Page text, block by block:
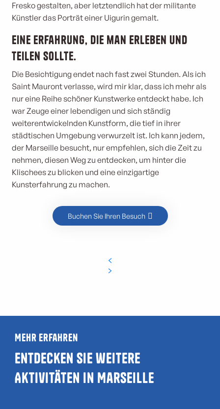
Fresko gestalten, aber letztendlich hat der militante
Künstler das Porträt einer Uigurin gemalt.
Eine Erfahrung, die man erleben und
teilen sollte.
Die Besichtigung endet nach fast zwei Stunden. Als ich
Saint Mauront verlasse, wird mir klar, dass ich mehr als
nur eine Reihe schöner Kunstwerke entdeckt habe. Ich
war Zeuge einer lebendigen und sich ständig
weiterentwickelnden Kunstform, die tief in ihrer
städtischen Umgebung verwurzelt ist. Ich kann jedem,
der Marseille besucht, nur empfehlen, sich die Zeit zu
nehmen, diesen Weg zu entdecken, um hinter die
Klischees zu blicken und eine einzigartige
Kunsterfahrung zu machen.
Buchen Sie Ihren Besuch
Mehr erfahren
Entdecken Sie weitere
Aktivitäten in Marseille